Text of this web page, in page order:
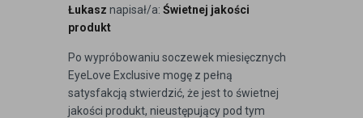
Łukasz napisał/a: Świetnej jakości
produkt
Po wypróbowaniu soczewek miesięcznych
EyeLove Exclusive mogę z pełną
satysfakcją stwierdzić, że jest to świetnej
jakości produkt, nieustępujący pod tym